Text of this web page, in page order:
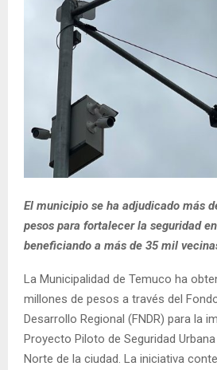
El municipio se ha adjudicado más
pesos para fortalecer la seguridad
beneficiando a más de 35 mil
La Municipalidad de Temuco ha
millones de pesos a través del
Desarrollo Regional (FNDR) para la
Proyecto Piloto de Seguridad
Norte de la ciudad. La iniciativa